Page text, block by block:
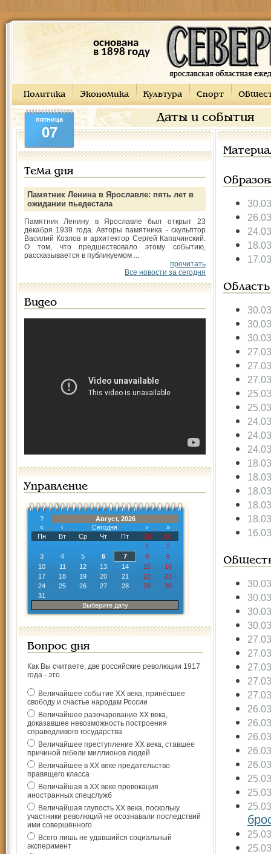
основана
в 1898 году
Политика Экономика Культура Спорт
Даты и события
пятница
07
Тема дня
Памятник Ленина в Ярославле: пять лет в
ожидании пьедестала
Памятник Ленину в Ярославле был открыт 23
декабря 1939 года. Авторы памятника - скульптор
Василий Козлов и архитектор Сергей Капачинский.
О том, что предшествовало этому событию,
рассказывается в публикуемом ...
прочитать
Все новости за сегодня
Видео
Управление
?
Август, 2026
«
‹ Сегодня ›
»
Пн
Вт Ср Чт Пт Сб
Вс
1
2
3
4 5 6 7 8
9
10
11 12 13 14 15
16
17
18 19 20 21 22
23
24
25 26 27 28 29
30
31
Выберите дату
Вопрос дня
Как Вы считаете, две российские революции 1917
года - это
Величайшее событие ХХ века, принёсшее
свободу и счастье народам России
Величайшее разочарование ХХ века,
доказавшее невозможность построения
справедливого государства
Величайшее преступление ХХ века, ставшее
причиной гибели миллионов людей
Величайшее в ХХ веке предательство
правящего класса
Величайшая в ХХ веке провокация
иностранных спецслужб
Величайшая глупость ХХ века, поскольку
участники революций не осознавали последствий
ими совершённого
Всего лишь не удавшийся социальный
эксперимент
Область